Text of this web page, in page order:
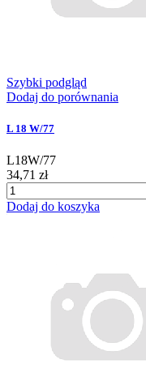
Szybki podgląd
Dodaj do porównania
L 18 W/77
L18W/77
34,71 zł
Dodaj do koszyka